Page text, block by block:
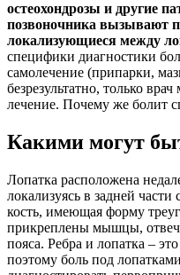
остеохондрозы и другие
позвоночника вызывают
локализующиеся между
специфики диагностики
самолечение (припарки,
безрезультатно, только
лечение. Почему же болит
Какими могут
Лопатка расположена
локализуясь в задней
кость, имеющая форму
прикреплены мышцы,
пояса. Ребра и лопатка –
поэтому боль под